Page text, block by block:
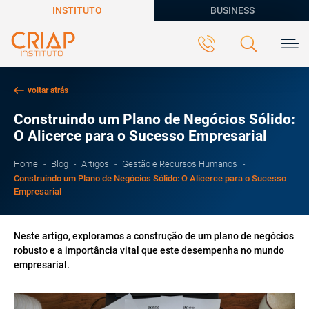
INSTITUTO BUSINESS
voltar atrás
Construindo um Plano de Negócios Sólido:
O Alicerce para o Sucesso Empresarial
Home Blog Artigos
Gestão e Recursos Humanos
Construindo um Plano de Negócios Sólido: O Alicerce para o Sucesso
Empresarial
Neste artigo, exploramos a construção de um plano de negócios
robusto e a importância vital que este desempenha no mundo
empresarial.